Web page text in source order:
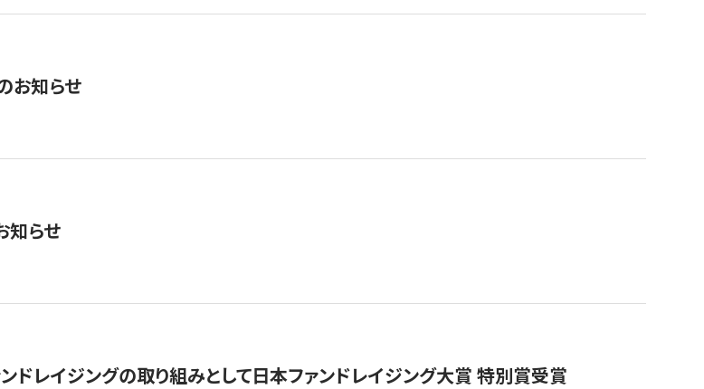
お知らせ
知らせ
ドレイジングの取り組みとして日本ファンドレイジング大賞 特別賞受賞